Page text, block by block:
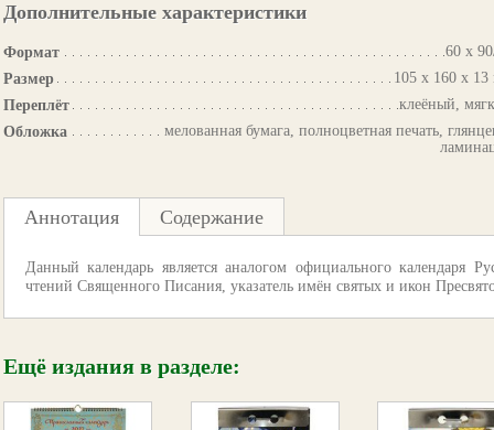
Дополнительные характеристики
Формат
60 х
Размер
105 х 160 х
Переплёт
клеёный,
Обложка
мелованная бумага, полноцветная печать,
Аннотация Содержание
Данный календарь является аналогом официального календаря
чтений Священного Писания, указатель имён святых и икон
Ещё издания в разделе: